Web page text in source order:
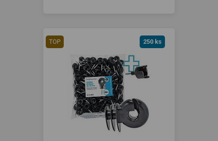
TOP 250 ks